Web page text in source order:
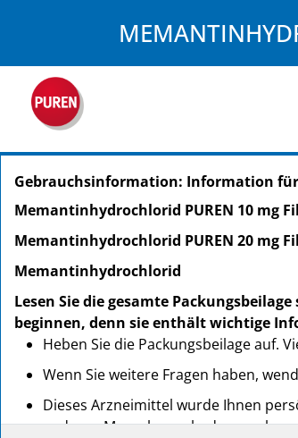
PZN: 13501896
PPN: 111350189615
NTIN: 04150135018961
PPN: 111350190409
NTIN: 04150135019043
PZN: 13501933
PPN: 111350193328
NTIN: 04150135019333
PZN: 13501910
PPN: 111350191072
NTIN: 04150135019104
Gebrauchsinformation: Information
Memantinhydrochlorid PUREN 10 mg
Memantinhydrochlorid PUREN 20 mg
Memantinhydrochlorid
Lesen Sie die gesamte
beginnen, denn sie enthält wichtige
Heben Sie die Packungsbeilage auf.
Wenn Sie weitere Fragen haben,
Dieses Arzneimittel wurde Ihnen
anderen Menschen schaden, auch